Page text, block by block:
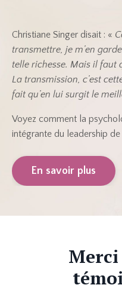
Christiane Singer disait : «
transmettre, je m’en
telle richesse. Mais il faut
La transmission, c’est
fait qu’en lui surgit le
Voyez comment la
intégrante du leadership de
En savoir plus